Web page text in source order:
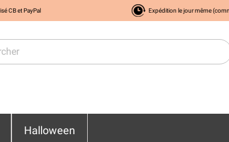
CB et PayPal Expédition le jour même
Halloween